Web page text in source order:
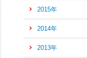
2015年
2014年
2013年